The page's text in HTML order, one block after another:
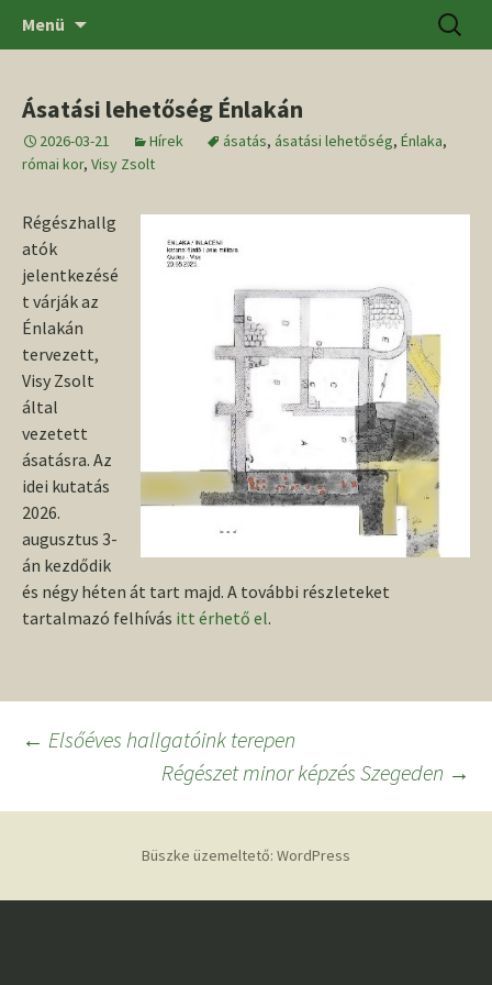
SZTE BTK Régészeti Tanszék
Menü
Ásatási lehetőség Énlakán
2026-03-21 Hírek ásatás, ásatási lehetőség, Énlaka,
római kor, Visy Zsolt
Régészhallg
atók
jelentkezésé
t várják az
Énlakán
tervezett,
Visy Zsolt
által
vezetett
ásatásra. Az
idei kutatás
2026.
augusztus 3-
án kezdődik
és négy héten át tart majd. A további részleteket
tartalmazó felhívás itt érhető el.
Bejegyzés
← Elsőéves hallgatóink terepen
Régészet minor képzés Szegeden →
Büszke üzemeltető: WordPress